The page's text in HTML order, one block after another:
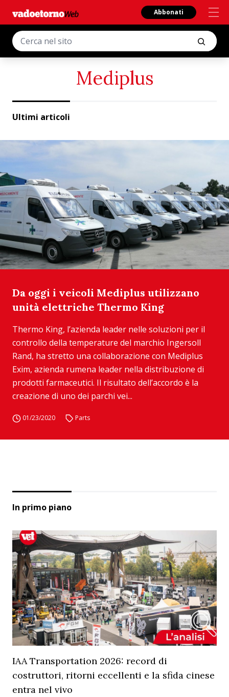
Abbonati
Mediplus
Ultimi articoli
Da oggi i veicoli Mediplus utilizzano
unità elettriche Thermo King
Thermo King, l’azienda leader nelle soluzioni per il
controllo della temperature del marchio Ingersoll
Rand, ha stretto una collaborazione con Mediplus
Exim, azienda rumena leader nella distribuzione di
prodotti farmaceutici. Il risultato dell’accordo è la
creazione di uno dei parchi vei...
01/23/2020 Parts
In primo piano
IAA Transportation 2026: record di
costruttori, ritorni eccellenti e la sfida cinese
entra nel vivo